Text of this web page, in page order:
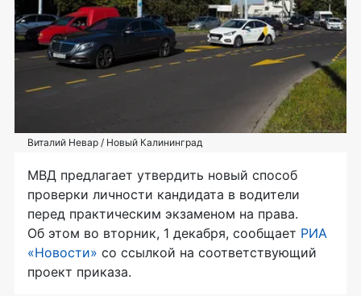
Виталий Невар / Новый Калининград
МВД предлагает утвердить новый способ
проверки личности кандидата в водители
перед практическим экзаменом на права.
Об этом во вторник, 1 декабря, сообщает РИА
«Новости» со ссылкой на соответствующий
проект приказа.